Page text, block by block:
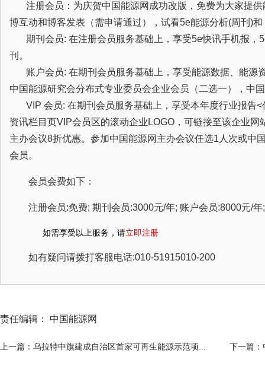
注册会员：为庆贺中国能源网成功改版，免费为大家提供
博互动和博客发表（需申请通过），试看5e能源分析(周刊)
期刊会员: 在注册会员服务基础上，享受5e快讯手机报，
刊。
账户会员: 在期刊会员服务基础上，享受能源数据、能源
中国能源研究会分布式专业委员会企业会员（二选一），中
VIP 会员: 在期刊会员服务基础上，享受本年度行业报告<
资讯栏目页VIP会员区的滚动企业LOGO，可链接至该企业
主办会议8折优惠。参加中国能源网主办会议任选1人次或中
会员。
会员会费如下：
注册会员:免费; 期刊会员:3000元/年; 账户会员:8000元/
如需享受以上服务，请立即注册
如有疑问请拨打客服电话:010-51915010-200
责任编辑： 中国能源网
上一篇：乌拉特中旗建成自治区首家可再生能源示范项... 下一篇：